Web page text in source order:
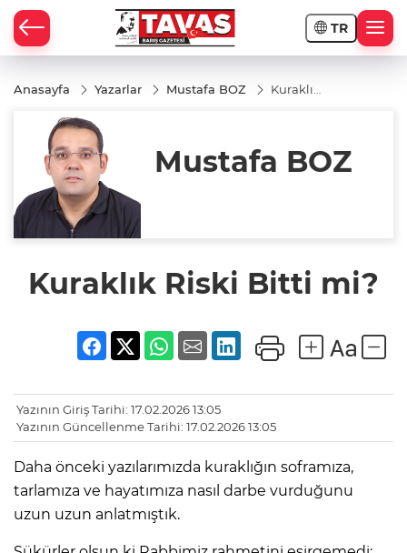
TR
Anasayfa Yazarlar Mustafa BOZ
Kuraklık
Mustafa BOZ
Kuraklık Riski Bitti mi?
Yazının Giriş Tarihi: 17.02.2026 13:05
Yazının Güncellenme Tarihi: 17.02.2026 13:05
Daha önceki yazılarımızda kuraklığın soframıza,
tarlamıza ve hayatımıza nasıl darbe vurduğunu
uzun uzun anlatmıştık.